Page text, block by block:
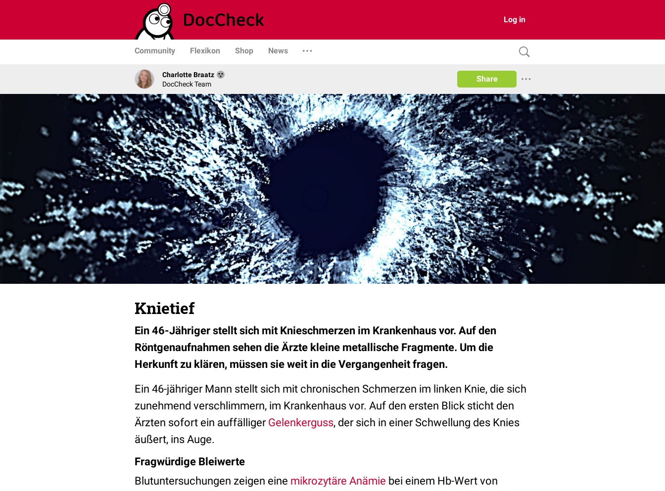
Log in
Community Flexikon Shop News
Charlotte Braatz
DocCheck Team
Share
Knietief
Ein 46-Jähriger stellt sich mit Knieschmerzen im Krankenhaus vor. Auf den
Röntgenaufnahmen sehen die Ärzte kleine metallische Fragmente. Um die
Herkunft zu klären, müssen sie weit in die Vergangenheit fragen.
Ein 46-jähriger Mann stellt sich mit chronischen Schmerzen im linken Knie, die sich
zunehmend verschlimmern, im Krankenhaus vor. Auf den ersten Blick sticht den
Ärzten sofort ein auffälliger Gelenkerguss, der sich in einer Schwellung des Knies
äußert, ins Auge.
Fragwürdige Bleiwerte
Blutuntersuchungen zeigen eine mikrozytäre Anämie bei einem Hb-Wert von